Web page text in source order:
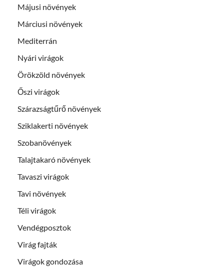
Májusi növények
Márciusi növények
Mediterrán
Nyári virágok
Örökzöld növények
Őszi virágok
Szárazságtűrő növények
Sziklakerti növények
Szobanövények
Talajtakaró növények
Tavaszi virágok
Tavi növények
Téli virágok
Vendégposztok
Virág fajták
Virágok gondozása